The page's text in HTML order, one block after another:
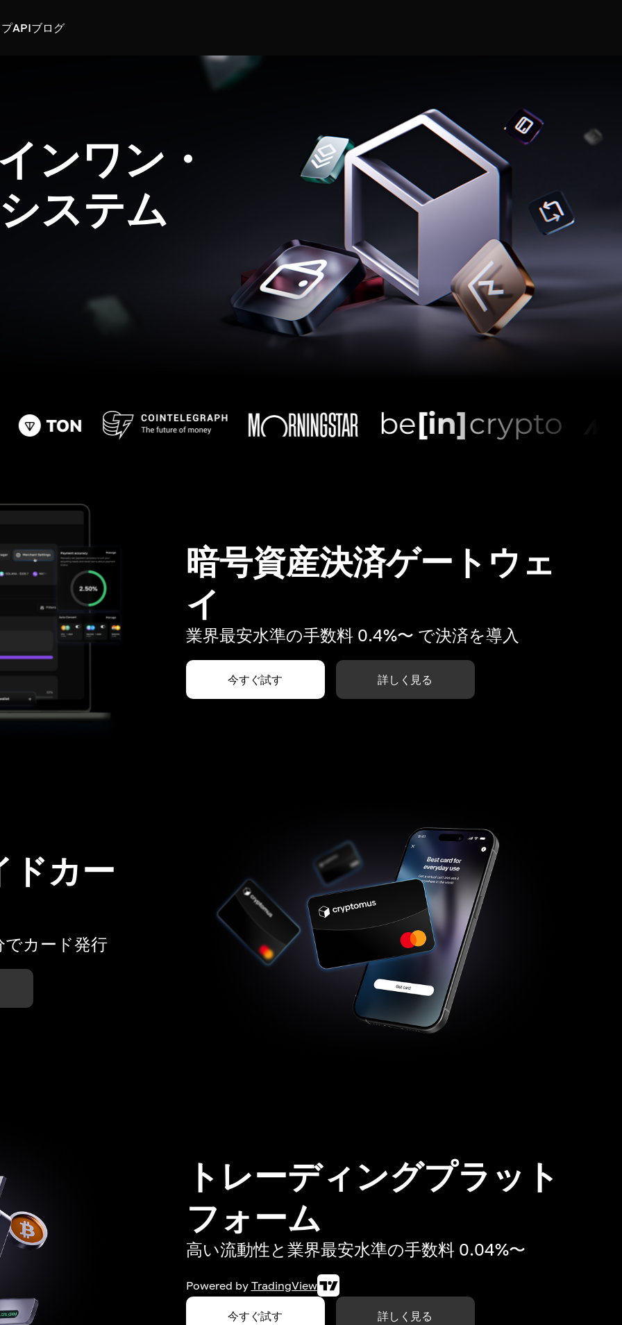
APIブログ
ンワン・
ステム
暗号資産決済ゲートウェ
イ
業界最安水準の手数料 0.4%〜 で決済を導入
今すぐ試す 詳しく見る
ドカー
でカード発行
トレーディングプラット
フォーム
高い流動性と業界最安水準の手数料 0.04%〜
Powered by TradingView
今すぐ試す 詳しく見る